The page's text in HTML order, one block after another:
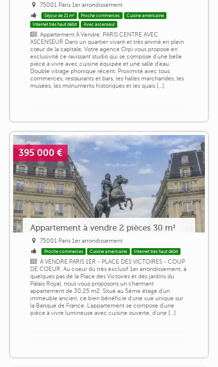
75001 Paris 1er arrondissement
Séjour de 21 m² Proche commerces
Cuisine américaine
Internet très haut débit
Avec ascenseur
Appartement À Vendre. PARIS CENTRE AVEC
ASCENSEUR Dans un quartier vivant et très animé en plein
cœur de la capitale, Votre agence Orpi vous propose en
exclusivité ce ravissant studio qui se compose d'une belle
pièce à vivre avec cuisine équipée et une salle d'eau.
Double vitrage phonique récent. Proximité avec tous
commerces, restaurants et bars, les halles marchandes, les
musées, les monuments historiques et les quais [...]
395 000 €
Appartement à vendre 2 pièces 30 m²
75001 Paris 1er arrondissement
Proche commerces Cuisine américaine Internet très haut débit
À VENDRE PARIS 1ER - PLACE DES VICTOIRES - COUP
DE COEUR. Au coeur du très exclusif 1er arrondissement, à
quelques pas de la Place des Victoires et des jardins du
Palais Royal, nous vous proposons un charmant
appartement de 30,25 m2. Situé au 5ème étage d'un
immeuble ancien, ce bien bénéficie d'une vue unique sur
la Banque de France. L'appartement se compose d'une
pièce à vivre lumineuse avec cuisine ouverte, d'une [...]